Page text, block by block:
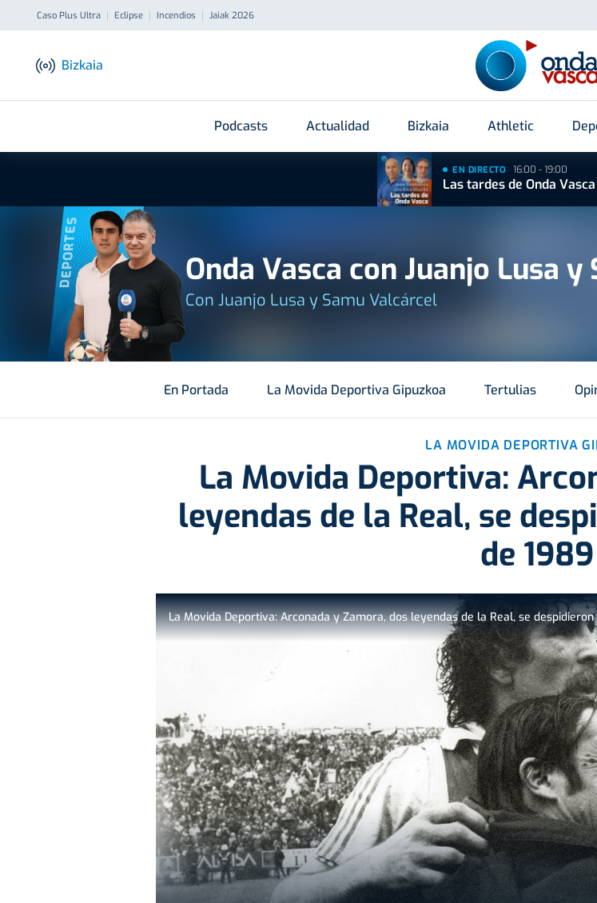
Caso Plus Ultra Eclipse Incendios Jaiak 2026
Bizkaia
Podcasts Actualidad Bizkaia Athletic
EN DIRECTO 16:00 - 19:00
Las tardes de Onda
DEPORTES Onda Vasca con Juanjo Lusa
Con Juanjo Lusa y Samu Valcárcel
En Portada La Movida Deportiva Gipuzkoa Tertulias
LA MOVIDA DEPORTIVA
La Movida Deportiva:
leyendas de la Real, se
de 1989
La Movida Deportiva: Arconada y Zamora, dos leyendas de la Real, se